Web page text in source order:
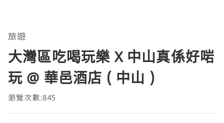
旅遊
大灣區吃喝玩樂 X 中山真係好啱
玩 @ 華邑酒店 ( 中山 )
瀏覽次數:845